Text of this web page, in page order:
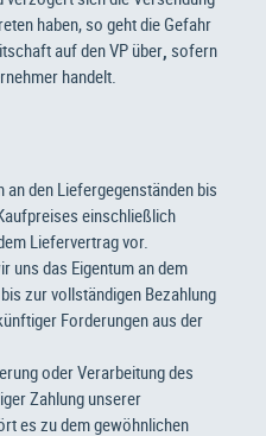
haben, so geht die Gefahr
auf den VP über sofern
handelt.
an den Liefergegenständen bis
einschließlich
Liefervertrag vor.
uns das Eigentum an dem
zur vollständigen Bezahlung
Forderungen aus der
oder Verarbeitung des
Zahlung unserer
es zu dem gewöhnlichen